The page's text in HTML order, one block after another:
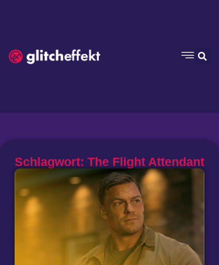
Schlagwort: The Flight Attendant